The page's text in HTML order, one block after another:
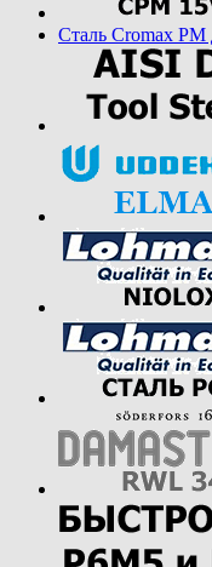
Сталь Cromax PM